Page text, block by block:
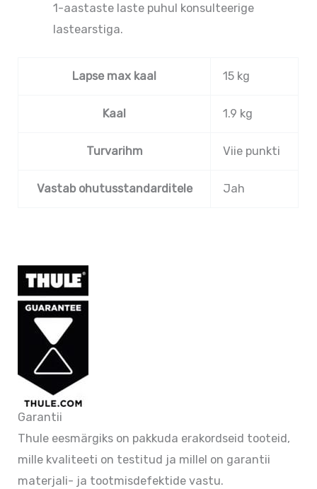
1-aastaste laste puhul konsulteerige
lastearstiga.
Lapse max kaal 15 kg
Kaal 1.9 kg
Turvarihm Viie punkti
Vastab ohutusstandarditele Jah
Garantii
Thule eesmärgiks on pakkuda erakordseid tooteid,
mille kvaliteeti on testitud ja millel on garantii
materjali- ja tootmisdefektide vastu.